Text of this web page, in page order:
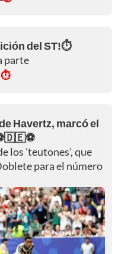
del ST!⏱️
parte
Havertz, marcó el
los 'teutones', que
para el número